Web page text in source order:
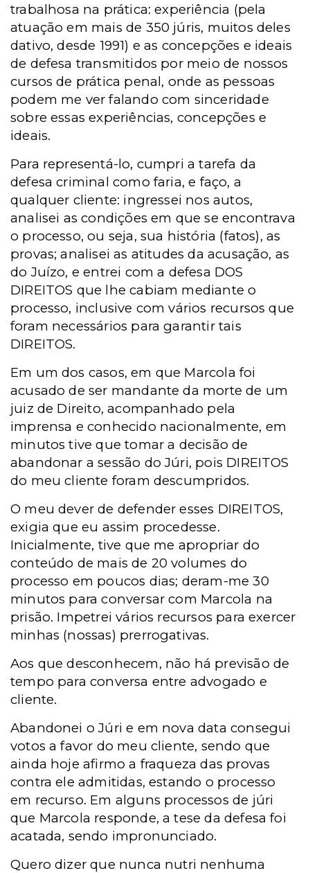
trabalhosa na prática: experiência (pela
atuação em mais de 350 júris, muitos deles
dativo, desde 1991) e as concepções e ideais
de defesa transmitidos por meio de nossos
cursos de prática penal, onde as pessoas
podem me ver falando com sinceridade
sobre essas experiências, concepções e
ideais.
Para representá-lo, cumpri a tarefa da
defesa criminal como faria, e faço, a
qualquer cliente: ingressei nos autos,
analisei as condições em que se encontrava
o processo, ou seja, sua história (fatos), as
provas; analisei as atitudes da acusação, as
do Juízo, e entrei com a defesa DOS
DIREITOS que lhe cabiam mediante o
processo, inclusive com vários recursos que
foram necessários para garantir tais
DIREITOS.
Em um dos casos, em que Marcola foi
acusado de ser mandante da morte de um
juiz de Direito, acompanhado pela
imprensa e conhecido nacionalmente, em
minutos tive que tomar a decisão de
abandonar a sessão do Júri, pois DIREITOS
do meu cliente foram descumpridos.
O meu dever de defender esses DIREITOS,
exigia que eu assim procedesse.
Inicialmente, tive que me apropriar do
conteúdo de mais de 20 volumes do
processo em poucos dias; deram-me 30
minutos para conversar com Marcola na
prisão. Impetrei vários recursos para exercer
minhas (nossas) prerrogativas.
Aos que desconhecem, não há previsão de
tempo para conversa entre advogado e
cliente.
Abandonei o Júri e em nova data consegui
votos a favor do meu cliente, sendo que
ainda hoje afirmo a fraqueza das provas
contra ele admitidas, estando o processo
em recurso. Em alguns processos de júri
que Marcola responde, a tese da defesa foi
acatada, sendo impronunciado.
Quero dizer que nunca nutri nenhuma